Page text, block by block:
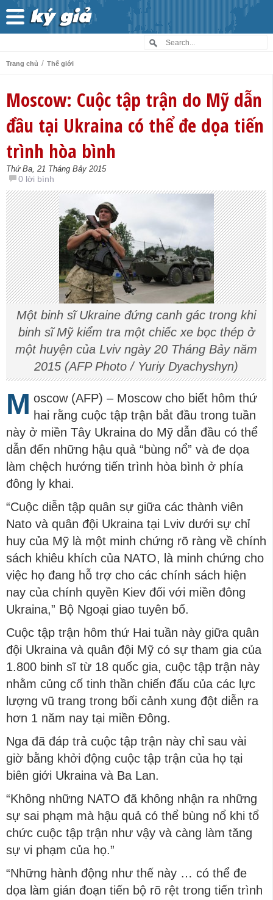
Trang chủ / Thế giới
Moscow: Cuộc tập trận do Mỹ dẫn
đầu tại Ukraina có thể đe dọa tiến
trình hòa bình
Thứ Ba, 21 Tháng Bảy 2015
0 lời bình
Một binh sĩ Ukraine đứng canh gác trong khi
binh sĩ Mỹ kiểm tra một chiếc xe bọc thép ở
một huyện của Lviv ngày 20 Tháng Bảy năm
2015 (AFP Photo / Yuriy Dyachyshyn)
M oscow (AFP) – Moscow cho biết hôm thứ
hai rằng cuộc tập trận bắt đầu trong tuần
này ở miền Tây Ukraina do Mỹ dẫn đầu có thể
dẫn đến những hậu quả “bùng nổ” và đe dọa
làm chệch hướng tiến trình hòa bình ở phía
đông ly khai.
“Cuộc diễn tập quân sự giữa các thành viên
Nato và quân đội Ukraina tại Lviv dưới sự chỉ
huy của Mỹ là một minh chứng rõ ràng về chính
sách khiêu khích của NATO, là minh chứng cho
việc họ đang hỗ trợ cho các chính sách hiện
nay của chính quyền Kiev đối với miền đông
Ukraina,” Bộ Ngoại giao tuyên bố.
Cuộc tập trận hôm thứ Hai tuần này giữa quân
đội Ukraina và quân đội Mỹ có sự tham gia của
1.800 binh sĩ từ 18 quốc gia, cuộc tập trận này
nhằm củng cố tinh thần chiến đấu của các lực
lượng vũ trang trong bối cảnh xung đột diễn ra
hơn 1 năm nay tại miền Đông.
Nga đã đáp trả cuộc tập trận này chỉ sau vài
giờ bằng khởi động cuộc tập trận của họ tại
biên giới Ukraina và Ba Lan.
“Không những NATO đã không nhận ra những
sự sai phạm mà hậu quả có thể bùng nổ khi tổ
chức cuộc tập trận như vậy và càng làm tăng
sự vi phạm của họ.”
“Những hành động như thế này … có thể đe
dọa làm gián đoạn tiến bộ rõ rệt trong tiến trình